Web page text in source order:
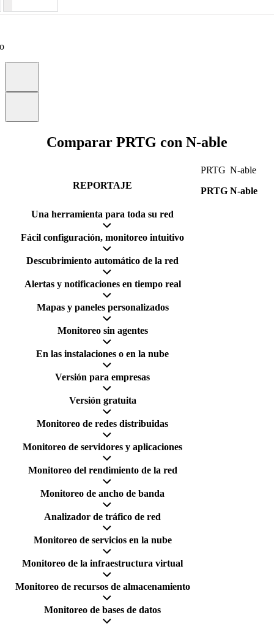
Comparar PRTG con N-able
REPORTAJE
PRTG
PRTG
N-able
N-able
Una herramienta para toda su red
Fácil configuración, monitoreo intuitivo
Descubrimiento automático de la red
Alertas y notificaciones en tiempo real
Mapas y paneles personalizados
Monitoreo sin agentes
En las instalaciones o en la nube
Versión para empresas
Versión gratuita
Monitoreo de redes distribuidas
Monitoreo de servidores y aplicaciones
Monitoreo del rendimiento de la red
Monitoreo de ancho de banda
Analizador de tráfico de red
Monitoreo de servicios en la nube
Monitoreo de la infraestructura virtual
Monitoreo de recursos de almacenamiento
Monitoreo de bases de datos